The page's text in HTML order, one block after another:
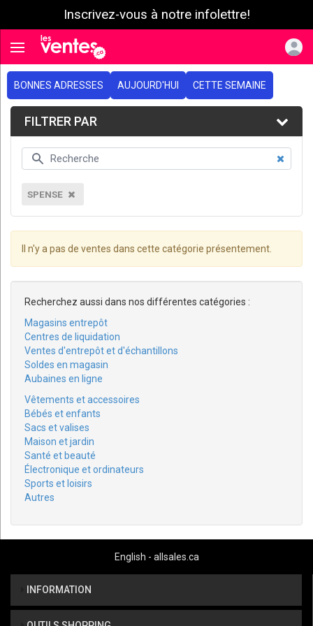
Inscrivez-vous à notre infolettre!
Toggle navigation
BONNES ADRESSES AUJOURD'HUI CETTE SEMAINE
FILTRER PAR
SPENSE
Il n'y a pas de ventes dans cette catégorie présentement.
Recherchez aussi dans nos différentes catégories :
Magasins entrepôt
Centres de liquidation
Ventes d'entrepôt et d'échantillons
Soldes en magasin
Aubaines en ligne
Vêtements et accessoires
Bébés et enfants
Sacs et valises
Maison et jardin
Santé et beauté
Électronique et ordinateurs
Sports et loisirs
Autres
English - allsales.ca
INFORMATION